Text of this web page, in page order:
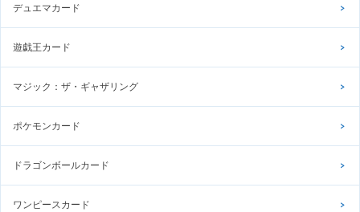
デュエマカード
遊戯王カード
マジック：ザ・ギャザリング
ポケモンカード
ドラゴンボールカード
ワンピースカード